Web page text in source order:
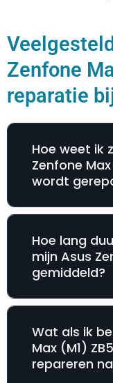
Zenfone
reparatie
Hoe weet ik
Zenfone
wordt
Hoe lang
mijn Asus
gemiddeld?
Wat als ik
Max (M1)
repareren